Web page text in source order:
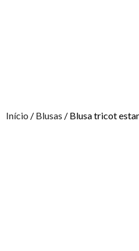
Início / Blusas / Blusa tricot